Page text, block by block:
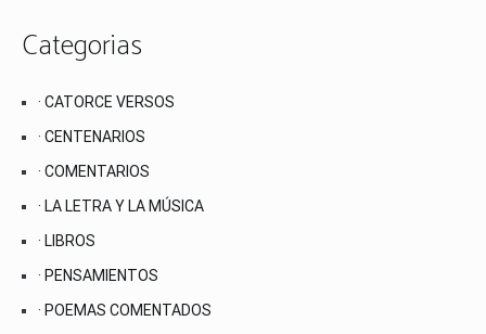
Categorias
· CATORCE VERSOS
· CENTENARIOS
· COMENTARIOS
· LA LETRA Y LA MÚSICA
· LIBROS
· PENSAMIENTOS
· POEMAS COMENTADOS